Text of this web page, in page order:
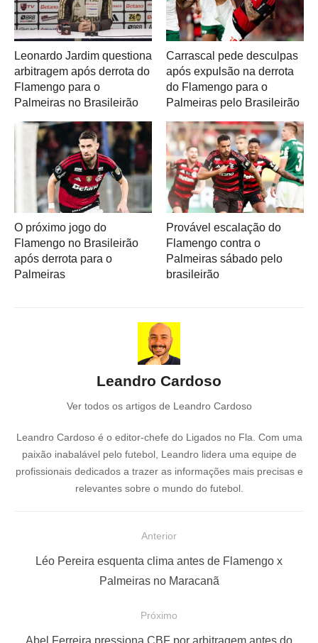
Leonardo Jardim questiona
arbitragem após derrota do
Flamengo para o
Palmeiras no Brasileirão
Carrascal pede desculpas
após expulsão na derrota
do Flamengo para o
Palmeiras pelo Brasileirão
O próximo jogo do
Flamengo no Brasileirão
após derrota para o
Palmeiras
Provável escalação do
Flamengo contra o
Palmeiras sábado pelo
brasileirão
Leandro Cardoso
Ver todos os artigos de Leandro Cardoso
Leandro Cardoso é o editor-chefe do Ligados no Fla. Com uma
paixão inabalável pelo futebol, Leandro lidera uma equipe de
profissionais dedicados a trazer as informações mais precisas e
relevantes sobre o mundo do futebol.
Anterior
a
Léo Pereira esquenta clima antes de Flamengo x
Palmeiras no Maracanã
Próximo
PAbel Ferreira pressiona CBF por arbitragem antes do